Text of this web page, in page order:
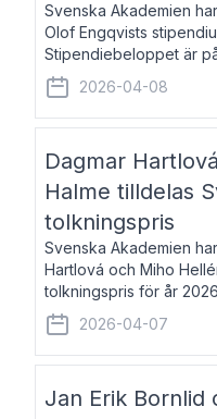
Svenska Akademien
Olof Engqvists
Stipendiebeloppet är
född 1978, är journalist
numera i Paris men var
2026-04-08
Dagmar
Halme tilldelas
tolkningspris
Svenska Akademien
Hartlová och Miho
tolkningspris för år
kronor var. Dagmar
huvudsakligen från
2026-04-07
Jan Erik Bornlid